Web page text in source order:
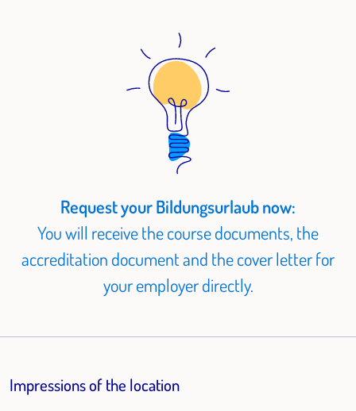
Request your Bildungsurlaub now:
You will receive the course documents, the
accreditation document and the cover letter for
your employer directly.
Impressions of the location